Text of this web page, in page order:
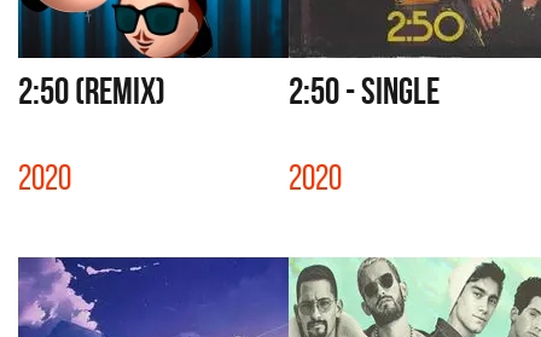
2:50 (REMIX)
2020
2:50 - SINGLE
2020